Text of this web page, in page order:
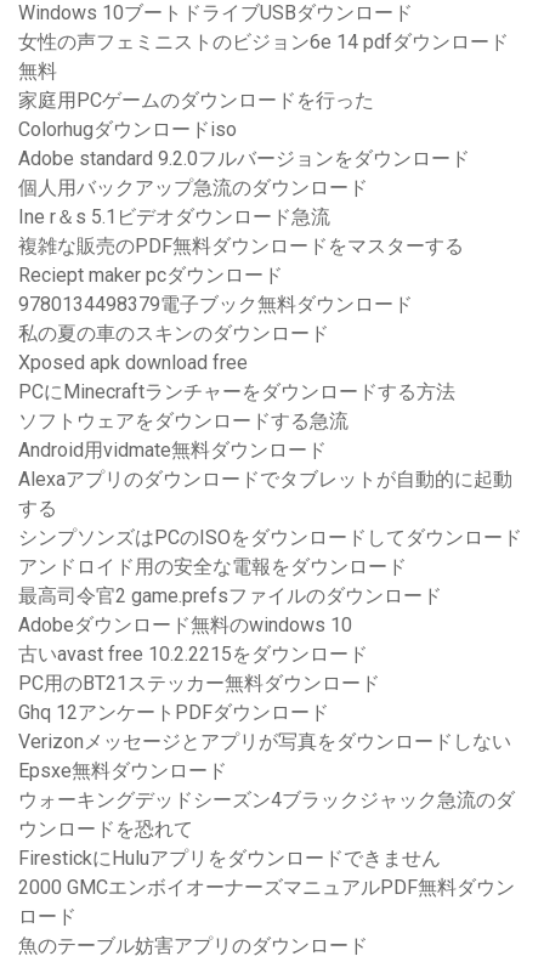
Windows 10ブートドライブUSBダウンロード
女性の声フェミニストのビジョン6e 14 pdfダウンロード
無料
家庭用PCゲームのダウンロードを行った
Colorhugダウンロードiso
Adobe standard 9.2.0フルバージョンをダウンロード
個人用バックアップ急流のダウンロード
Ine r＆s 5.1ビデオダウンロード急流
複雑な販売のPDF無料ダウンロードをマスターする
Reciept maker pcダウンロード
9780134498379電子ブック無料ダウンロード
私の夏の車のスキンのダウンロード
Xposed apk download free
PCにMinecraftランチャーをダウンロードする方法
ソフトウェアをダウンロードする急流
Android用vidmate無料ダウンロード
Alexaアプリのダウンロードでタブレットが自動的に起動
する
シンプソンズはPCのISOをダウンロードしてダウンロード
アンドロイド用の安全な電報をダウンロード
最高司令官2 game.prefsファイルのダウンロード
Adobeダウンロード無料のwindows 10
古いavast free 10.2.2215をダウンロード
PC用のBT21ステッカー無料ダウンロード
Ghq 12アンケートPDFダウンロード
Verizonメッセージとアプリが写真をダウンロードしない
Epsxe無料ダウンロード
ウォーキングデッドシーズン4ブラックジャック急流のダ
ウンロードを恐れて
FirestickにHuluアプリをダウンロードできません
2000 GMCエンボイオーナーズマニュアルPDF無料ダウン
ロード
魚のテーブル妨害アプリのダウンロード